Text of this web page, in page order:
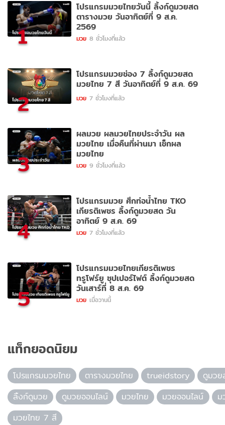
1
โปรแกรมมวยไทยวันนี้ ลิ้งก์ดูมวยสด
ตารางมวย วันอาทิตย์ที่ 9 ส.ค.
2569
มวย 8 ชั่วโมงที่แล้ว
2
โปรแกรมมวยช่อง 7 ลิ้งก์ดูมวยสด
มวยไทย 7 สี วันอาทิตย์ที่ 9 ส.ค. 69
มวย 7 ชั่วโมงที่แล้ว
3
ผลมวย ผลมวยไทยประจำวัน ผล
มวยไทย เมื่อคืนที่ผ่านมา เช็กผล
มวยไทย
มวย 9 ชั่วโมงที่แล้ว
4
โปรแกรมมวย ศึกท่อน้ำไทย TKO
เกียรติเพชร ลิ้งก์ดูมวยสด วัน
อาทิตย์ 9 ส.ค. 69
มวย 7 ชั่วโมงที่แล้ว
5
โปรแกรมมวยไทยเกียรติเพชร
ทรูโฟร์ยู ซุปเปอร์ไฟต์ ลิ้งก์ดูมวยสด
วันเสาร์ที่ 8 ส.ค. 69
มวย เมื่อวานนี้
แท็กยอดนิยม
โปรแกรมมวยไทย ตารางมวยไทย trueidstory
ดูมว
ลิ้งก์ดูมวย
ดูมวยออนไลน์ มวยไทย มวยออนไลน์
ม
มวยไทย 7 สี